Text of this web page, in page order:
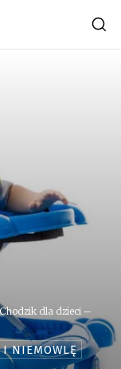
dla dzieci –
I NIEMOWLĘ